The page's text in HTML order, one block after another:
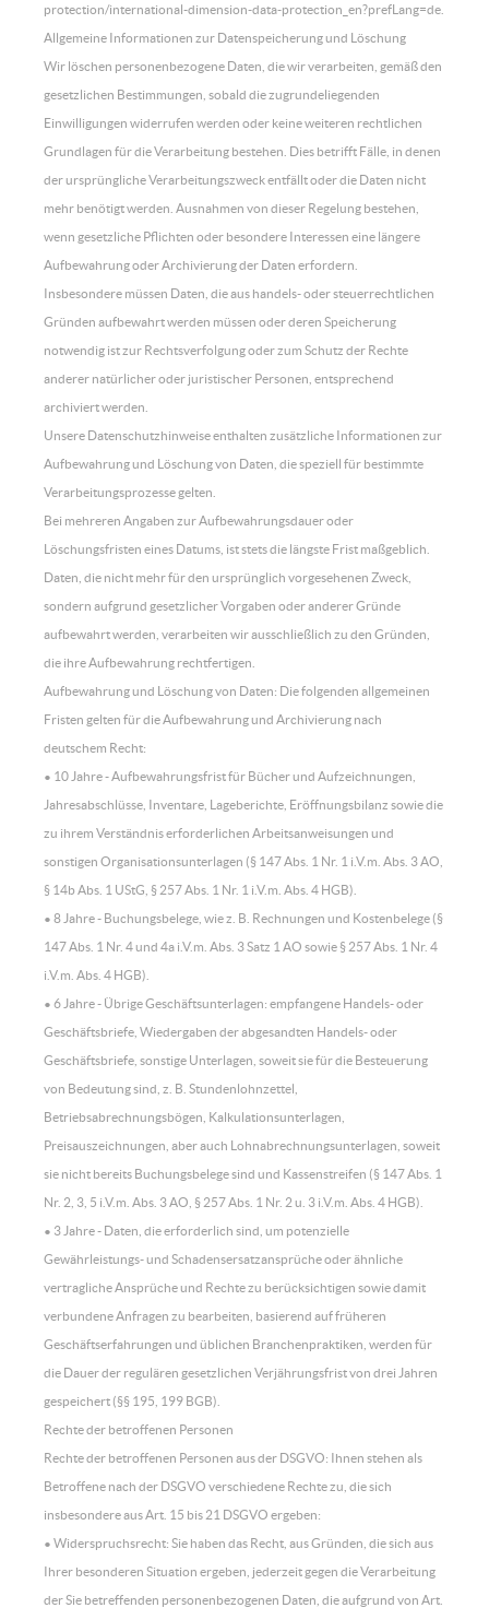
protection/international-dimension-data-protection_en?prefLang=de.
Allgemeine Informationen zur Datenspeicherung und Löschung
Wir löschen personenbezogene Daten, die wir verarbeiten, gemäß den
gesetzlichen Bestimmungen, sobald die zugrundeliegenden
Einwilligungen widerrufen werden oder keine weiteren rechtlichen
Grundlagen für die Verarbeitung bestehen. Dies betrifft Fälle, in denen
der ursprüngliche Verarbeitungszweck entfällt oder die Daten nicht
mehr benötigt werden. Ausnahmen von dieser Regelung bestehen,
wenn gesetzliche Pflichten oder besondere Interessen eine längere
Aufbewahrung oder Archivierung der Daten erfordern.
Insbesondere müssen Daten, die aus handels- oder steuerrechtlichen
Gründen aufbewahrt werden müssen oder deren Speicherung
notwendig ist zur Rechtsverfolgung oder zum Schutz der Rechte
anderer natürlicher oder juristischer Personen, entsprechend
archiviert werden.
Unsere Datenschutzhinweise enthalten zusätzliche Informationen zur
Aufbewahrung und Löschung von Daten, die speziell für bestimmte
Verarbeitungsprozesse gelten.
Bei mehreren Angaben zur Aufbewahrungsdauer oder
Löschungsfristen eines Datums, ist stets die längste Frist maßgeblich.
Daten, die nicht mehr für den ursprünglich vorgesehenen Zweck,
sondern aufgrund gesetzlicher Vorgaben oder anderer Gründe
aufbewahrt werden, verarbeiten wir ausschließlich zu den Gründen,
die ihre Aufbewahrung rechtfertigen.
Aufbewahrung und Löschung von Daten: Die folgenden allgemeinen
Fristen gelten für die Aufbewahrung und Archivierung nach
deutschem Recht:
• 10 Jahre - Aufbewahrungsfrist für Bücher und Aufzeichnungen,
Jahresabschlüsse, Inventare, Lageberichte, Eröffnungsbilanz sowie die
zu ihrem Verständnis erforderlichen Arbeitsanweisungen und
sonstigen Organisationsunterlagen (§ 147 Abs. 1 Nr. 1 i.V.m. Abs. 3 AO,
§ 14b Abs. 1 UStG, § 257 Abs. 1 Nr. 1 i.V.m. Abs. 4 HGB).
• 8 Jahre - Buchungsbelege, wie z. B. Rechnungen und Kostenbelege (§
147 Abs. 1 Nr. 4 und 4a i.V.m. Abs. 3 Satz 1 AO sowie § 257 Abs. 1 Nr. 4
i.V.m. Abs. 4 HGB).
• 6 Jahre - Übrige Geschäftsunterlagen: empfangene Handels- oder
Geschäftsbriefe, Wiedergaben der abgesandten Handels- oder
Geschäftsbriefe, sonstige Unterlagen, soweit sie für die Besteuerung
von Bedeutung sind, z. B. Stundenlohnzettel,
Betriebsabrechnungsbögen, Kalkulationsunterlagen,
Preisauszeichnungen, aber auch Lohnabrechnungsunterlagen, soweit
sie nicht bereits Buchungsbelege sind und Kassenstreifen (§ 147 Abs. 1
Nr. 2, 3, 5 i.V.m. Abs. 3 AO, § 257 Abs. 1 Nr. 2 u. 3 i.V.m. Abs. 4 HGB).
• 3 Jahre - Daten, die erforderlich sind, um potenzielle
Gewährleistungs- und Schadensersatzansprüche oder ähnliche
vertragliche Ansprüche und Rechte zu berücksichtigen sowie damit
verbundene Anfragen zu bearbeiten, basierend auf früheren
Geschäftserfahrungen und üblichen Branchenpraktiken, werden für
die Dauer der regulären gesetzlichen Verjährungsfrist von drei Jahren
gespeichert (§§ 195, 199 BGB).
Rechte der betroffenen Personen
Rechte der betroffenen Personen aus der DSGVO: Ihnen stehen als
Betroffene nach der DSGVO verschiedene Rechte zu, die sich
insbesondere aus Art. 15 bis 21 DSGVO ergeben:
• Widerspruchsrecht: Sie haben das Recht, aus Gründen, die sich aus
Ihrer besonderen Situation ergeben, jederzeit gegen die Verarbeitung
der Sie betreffenden personenbezogenen Daten, die aufgrund von Art.